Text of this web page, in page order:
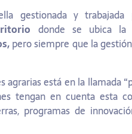
gestionada y
donde se ubica la
pero siempre que la
está en la llamada
tengan en cuenta esta
programas de